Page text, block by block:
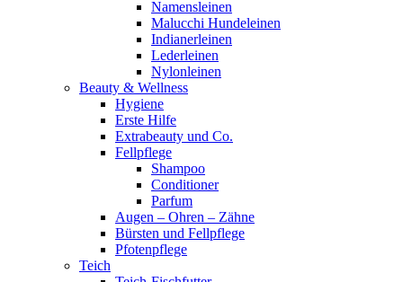
Namensleinen
Malucchi Hundeleinen
Indianerleinen
Lederleinen
Nylonleinen
Beauty & Wellness
Hygiene
Erste Hilfe
Extrabeauty und Co.
Fellpflege
Shampoo
Conditioner
Parfum
Augen – Ohren – Zähne
Bürsten und Fellpflege
Pfotenpflege
Teich